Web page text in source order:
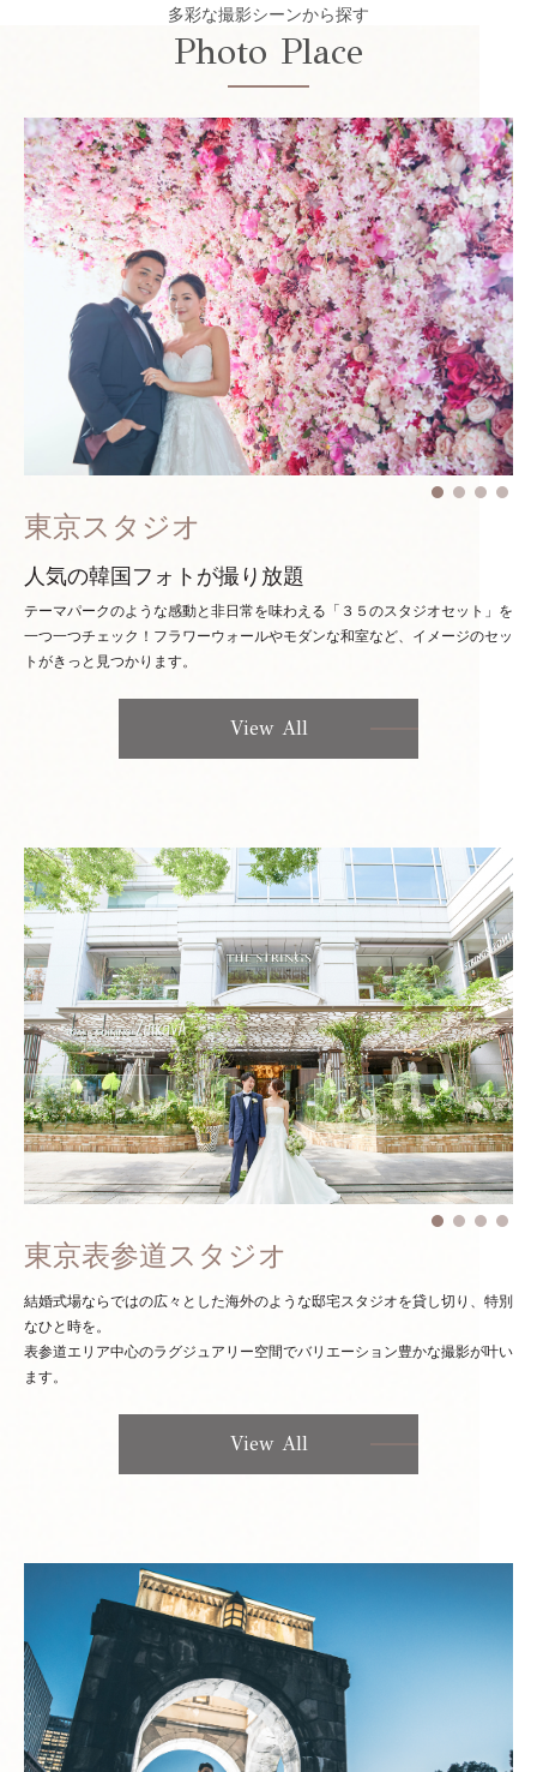
多彩な撮影シーンから探す
Photo Place
東京スタジオ
人気の韓国フォトが撮り放題
テーマパークのような感動と非日常を味わえる「３５のスタジオセット」を
一つ一つチェック！ フラワーウォールやモダンな和室など、イメージのセッ
トがきっと見つかります。
View All
東京表参道スタジオ
結婚式場ならではの広々とした海外のような邸宅スタジオを貸し切り、特別
なひと時を。
表参道エリア中心のラグジュアリー空間でバリエーション豊かな撮影が叶い
ます。
View All